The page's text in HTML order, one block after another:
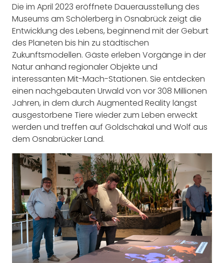
Die im April 2023 eröffnete Dauerausstellung des
Museums am Schölerberg in Osnabrück zeigt die
Entwicklung des Lebens, beginnend mit der Geburt
des Planeten bis hin zu städtischen
Zukunftsmodellen. Gäste erleben Vorgänge in der
Natur anhand regionaler Objekte und
interessanten Mit-Mach-Stationen. Sie entdecken
einen nachgebauten Urwald von vor 308 Millionen
Jahren, in dem durch Augmented Reality längst
ausgestorbene Tiere wieder zum Leben erweckt
werden und treffen auf Goldschakal und Wolf aus
dem Osnabrücker Land.